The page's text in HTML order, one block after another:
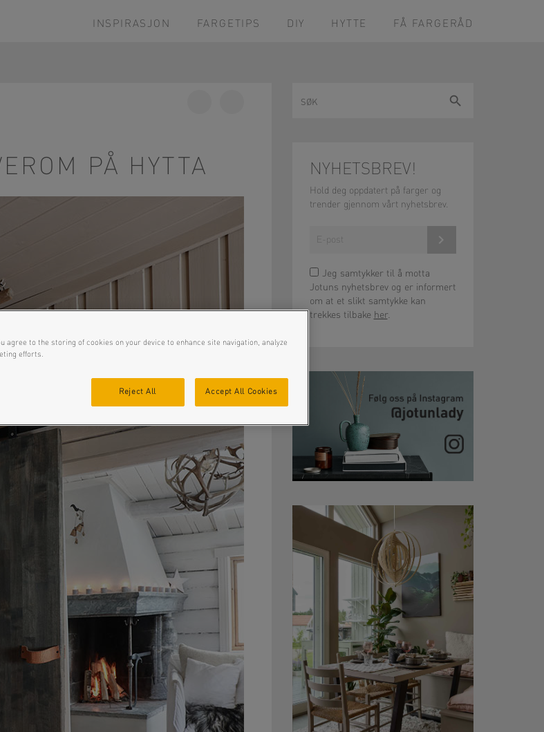
INSPIRASJON FARGETIPS DIY HYTTE FÅ FARGERÅD
PÅ HYTTA
Søk
NYHETSBREV!
Hold deg oppdatert på farger og
trender gjennom vårt nyhetsbrev.
Jeg samtykker til å motta
Jotuns nyhetsbrev og er informert
om at et slikt samtykke kan
trekkes tilbake her.
agree to the storing of cookies on your device to enhance site navigation, analyze
efforts.
Reject All Accept All Cookies